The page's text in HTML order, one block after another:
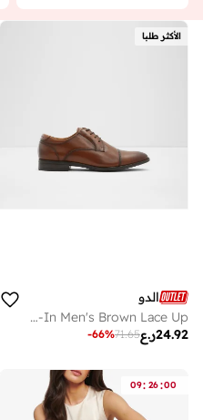
الأكثر طلبا
الدو
Cortleyflex-In Men's Brown Lace Up
ر.ع24.92
71.65
-66%
09: 26:00